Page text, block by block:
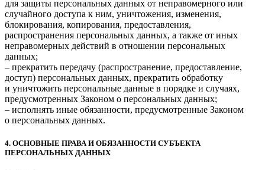
для защиты персональных данных от неправомерного или
случайного доступа к ним, уничтожения, изменения,
блокирования, копирования, предоставления,
распространения персональных данных, а также от иных
неправомерных действий в отношении персональных
данных;
– прекратить передачу (распространение, предоставление,
доступ) персональных данных, прекратить обработку
и уничтожить персональные данные в порядке и случаях,
предусмотренных Законом о персональных данных;
– исполнять иные обязанности, предусмотренные Законом
о персональных данных.
4. ОСНОВНЫЕ ПРАВА И ОБЯЗАННОСТИ СУБЪЕКТА
ПЕРСОНАЛЬНЫХ ДАННЫХ